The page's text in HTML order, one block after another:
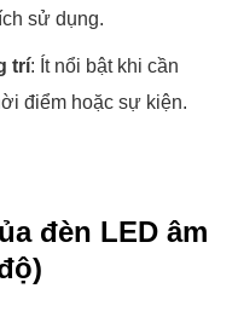
sử dụng.
trí: Ít nổi bật khi cần
điểm hoặc sự kiện.
đèn LED âm